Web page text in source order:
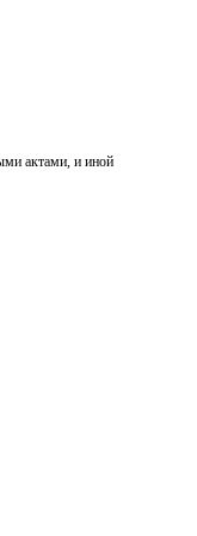
актами, и иной